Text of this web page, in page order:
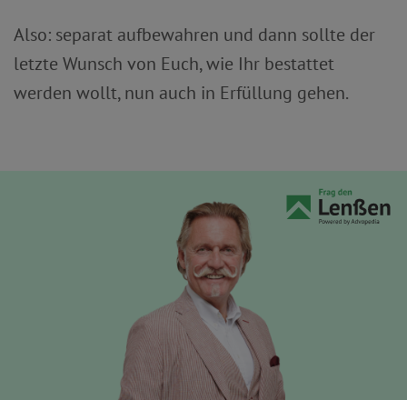
Also: separat aufbewahren und dann sollte der
letzte Wunsch von Euch, wie Ihr bestattet
werden wollt, nun auch in Erfüllung gehen.